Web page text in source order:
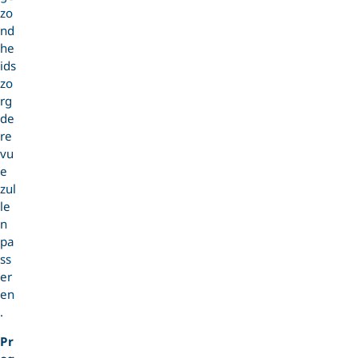
zo
nd
he
ids
zo
rg
de
re
vu
e
zul
le
n
pa
ss
er
en
.
Pr